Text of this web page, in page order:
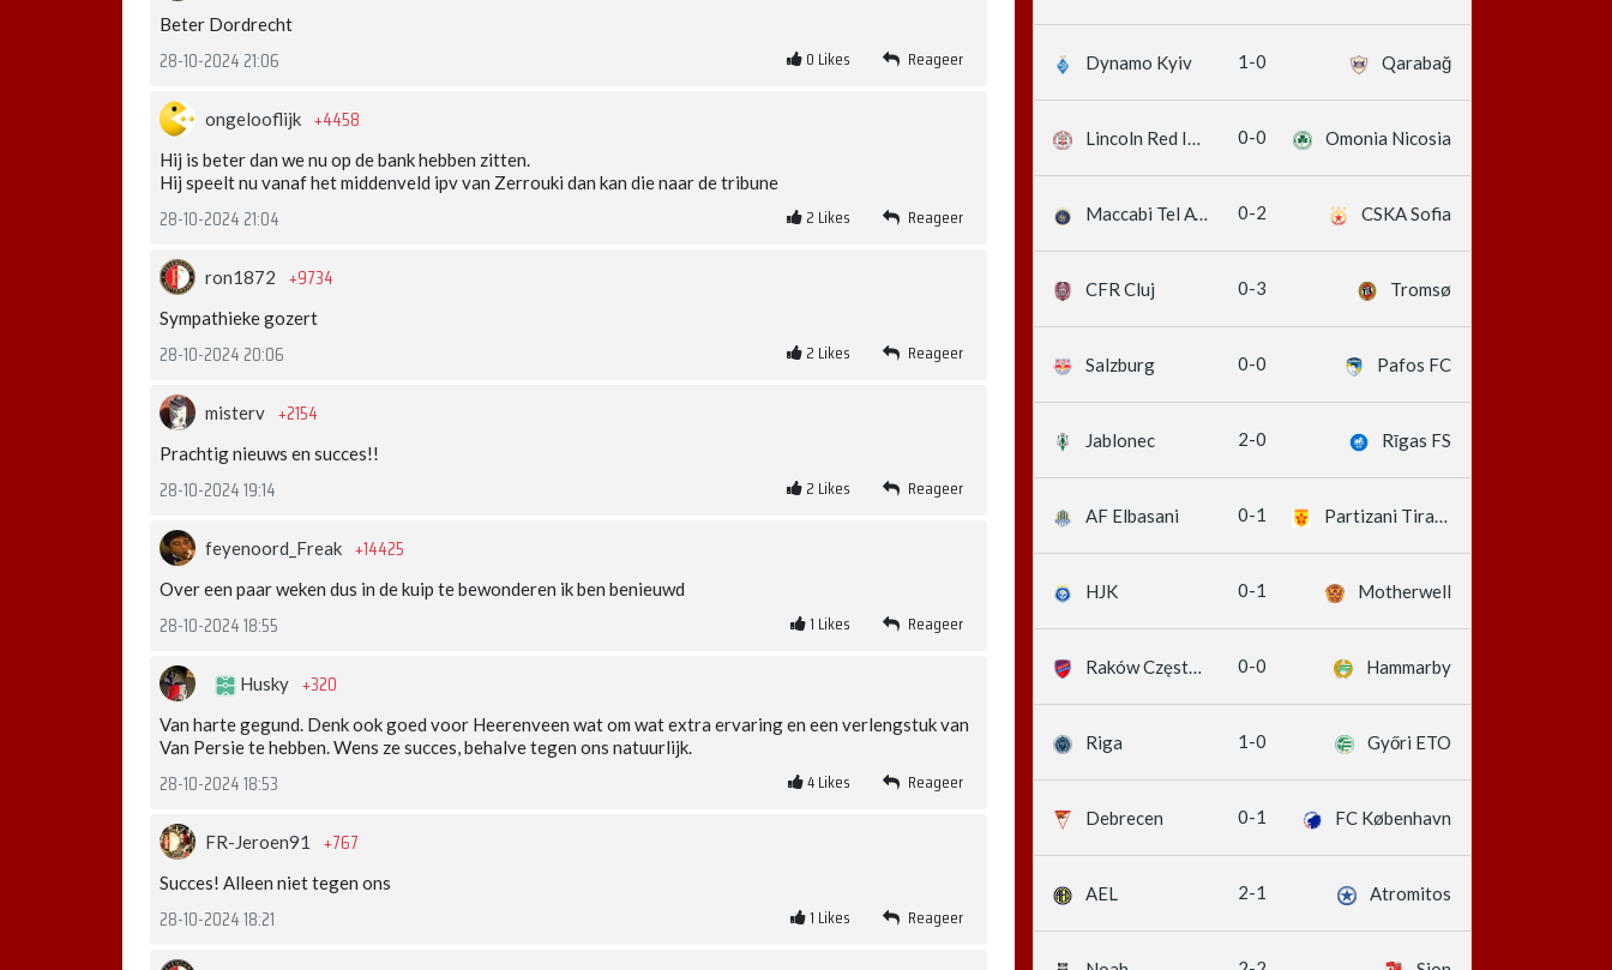
Beter Dordrecht
28-10-2024 21:06 0 Likes Reageer
ongelooflijk +4458
Hij is beter dan we nu op de bank hebben zitten.
Hij speelt nu vanaf het middenveld ipv van Zerrouki dan kan die naar de tribune
28-10-2024 21:04 2 Likes Reageer
ron1872 +9734
Sympathieke gozert
28-10-2024 20:06 2 Likes Reageer
misterv +2154
Prachtig nieuws en succes!!
28-10-2024 19:14 2 Likes Reageer
feyenoord_Freak +14425
Over een paar weken dus in de kuip te bewonderen ik ben benieuwd
28-10-2024 18:55 1 Likes Reageer
Husky +320
Van harte gegund. Denk ook goed voor Heerenveen wat om wat extra ervaring en een verlengstuk van
Van Persie te hebben. Wens ze succes, behalve tegen ons natuurlijk.
28-10-2024 18:53 4Likes Reageer
FR-Jeroen91 +767
Succes! Alleen niet tegen ons
28-10-2024 18:21 1 Likes Reageer
Dynamo Kyiv 1-0 Qarabağ
Lincoln Red Imps 0-0 Omonia Nicosia
Maccabi Tel Aviv 0-2 CSKA Sofia
CFR Cluj 0-3 Tromsø
Salzburg 0-0 Pafos FC
Jablonec 2-0 Rīgas FS
AF Elbasani 0-1 Partizani Tirana
HJK 0-1 Motherwell
Raków Częstochowa 0-0 Hammarby
Riga 1-0 Győri ETO
Debrecen 0-1 FC København
AEL 2-1 Atromitos